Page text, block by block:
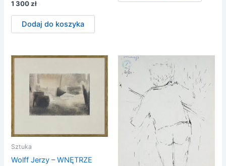
1 300zł
Dodaj do koszyka
Sztuka
Wolff Jerzy – WNĘTRZE